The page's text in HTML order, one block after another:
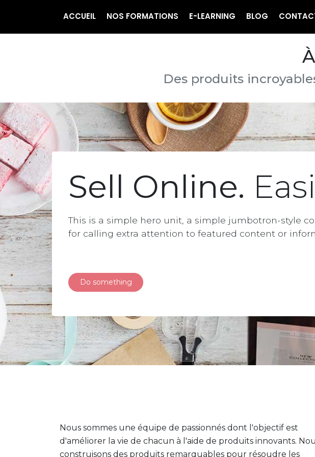
ACCUEIL NOS FORMATIONS E-LEARNING BLOG
Des produits
Sell Online.
This is a simple hero unit, a simple jumbotron-style
for calling extra attention to featured content or
Do something
Nous sommes une équipe de passionnés dont l'objectif est
d'améliorer la vie de chacun à l'aide de produits innovants.
construisons des produits remarquables pour résoudre les